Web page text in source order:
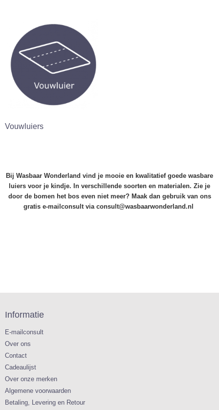
Vouwluiers
Bij Wasbaar Wonderland vind je mooie en kwalitatief goede wasbare
luiers voor je kindje. In verschillende soorten en materialen. Zie je
door de bomen het bos even niet meer? Maak dan gebruik van ons
gratis e-mailconsult via consult@wasbaarwonderland.nl
Informatie
E-mailconsult
Over ons
Contact
Cadeaulijst
Over onze merken
Algemene voorwaarden
Betaling, Levering en Retour